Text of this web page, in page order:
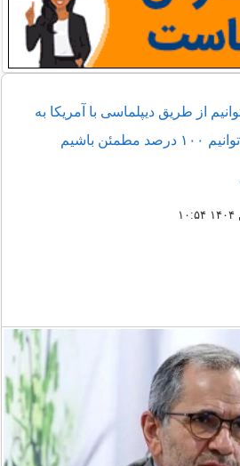
از طریق دیپلماسی با آمریکا به
باشیم